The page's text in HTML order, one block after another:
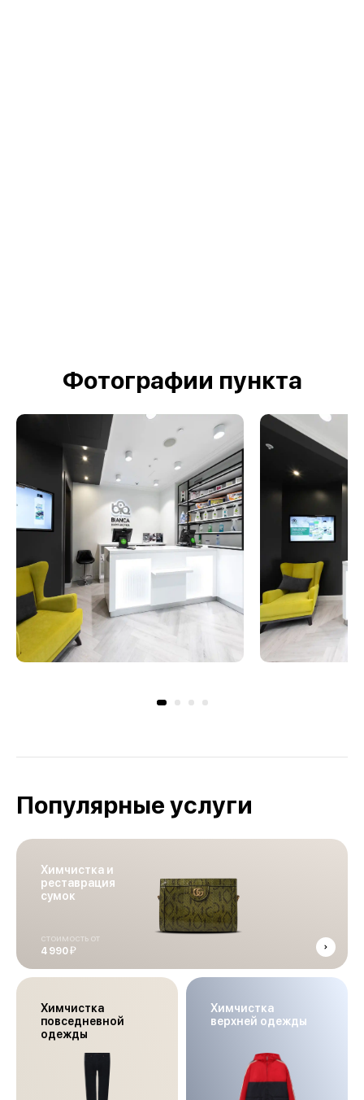
Фотографии пункта
Популярные услуги
Химчистка и
реставрация
сумок
стоимость от
4 990й
Химчистка
повседневной
одежды
Химчистка
верхней одежды